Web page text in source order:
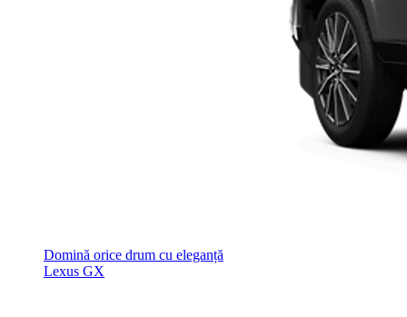
Domină orice drum cu eleganță
Lexus GX